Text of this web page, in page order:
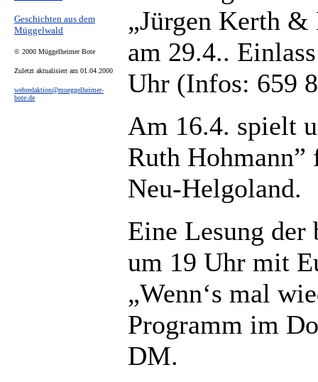
Geschichten aus dem
Müggelwald
© 2000 Müggelheimer Bote
Zuletzt aktualisiert am 01.04.2000
webredaktion@mueggelheimer-
bote.de
„Jürgen Kerth &
am 29.4..
Uhr (Infos: 659
Am 16.4. spielt
Ruth
Neu-Helgoland.
Eine Lesung der
um 19 Uhr mit
„Wenn‘s mal
Programm im
DM.